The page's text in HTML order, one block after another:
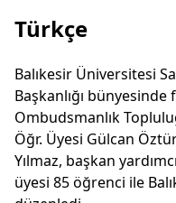
Türkçe
Balıkesir Üniversitesi
Başkanlığı
Ombudsmanlık
Öğr. Üyesi Gülcan
Yılmaz, başkan
üyesi 85 öğrenci ile